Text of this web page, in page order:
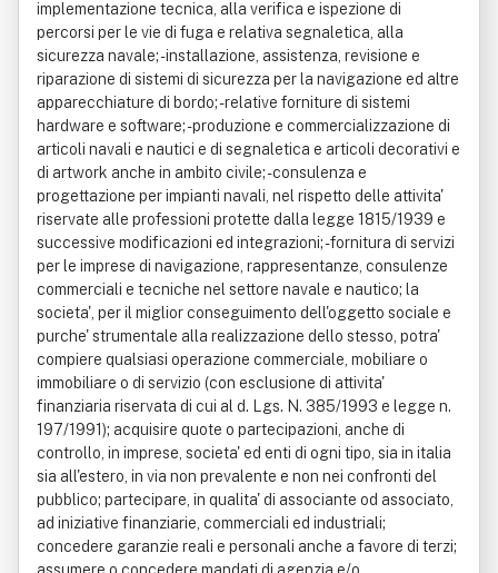
implementazione tecnica, alla verifica e ispezione di
percorsi per le vie di fuga e relativa segnaletica, alla
sicurezza navale; - installazione, assistenza, revisione e
riparazione di sistemi di sicurezza per la navigazione ed altre
apparecchiature di bordo; - relative forniture di sistemi
hardware e software; - produzione e commercializzazione di
articoli navali e nautici e di segnaletica e articoli decorativi e
di artwork anche in ambito civile; - consulenza e
progettazione per impianti navali, nel rispetto delle attivita'
riservate alle professioni protette dalla legge 1815/1939 e
successive modificazioni ed integrazioni; - fornitura di servizi
per le imprese di navigazione, rappresentanze, consulenze
commerciali e tecniche nel settore navale e nautico; la
societa', per il miglior conseguimento dell'oggetto sociale e
purche' strumentale alla realizzazione dello stesso, potra'
compiere qualsiasi operazione commerciale, mobiliare o
immobiliare o di servizio (con esclusione di attivita'
finanziaria riservata di cui al d. Lgs. N. 385/1993 e legge n.
197/1991); acquisire quote o partecipazioni, anche di
controllo, in imprese, societa' ed enti di ogni tipo, sia in italia
sia all'estero, in via non prevalente e non nei confronti del
pubblico; partecipare, in qualita' di associante od associato,
ad iniziative finanziarie, commerciali ed industriali;
concedere garanzie reali e personali anche a favore di terzi;